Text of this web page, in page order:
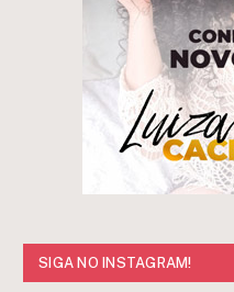
SIGA NO INSTAGRAM!